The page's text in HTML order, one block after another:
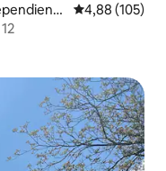
Calificación
4,88 (105)